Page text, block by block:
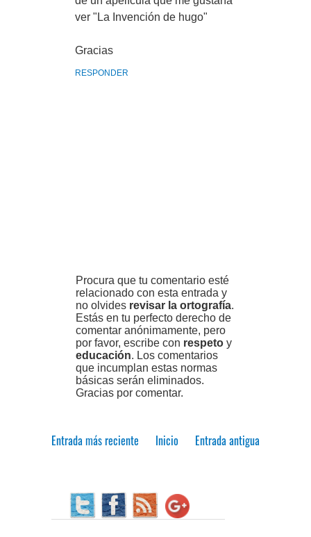
ver "La Invención de hugo"
Gracias
RESPONDER
Procura que tu comentario esté
relacionado con esta entrada y
no olvides revisar la ortografía.
Estás en tu perfecto derecho de
comentar anónimamente, pero
por favor, escribe con respeto y
educación. Los comentarios
que incumplan estas normas
básicas serán eliminados.
Gracias por comentar.
Entrada más reciente Entrada antigua
Inicio